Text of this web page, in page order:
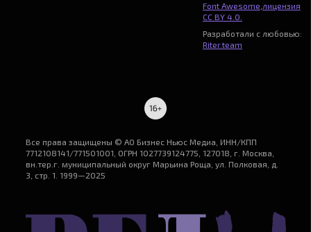
Font Awesome лицензия
CC BY 4.0.
Разработали с любовью:
Riter.team
Все права защищены © АО Бизнес Ньюс Медиа, ИНН/КПП
7712108141/771501001, ОГРН 1027739124775, 127018, г. Москва,
вн.тер.г. муниципальный округ Марьина Роща, ул. Полковая, д.
3, стр. 1. 1999—2025